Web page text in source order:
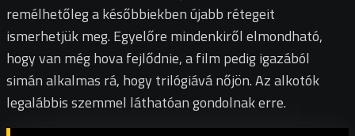
remélhetőleg a későbbiekben újabb rétegeit
ismerhetjük meg. Egyelőre mindenkiről elmondható,
hogy van még hova fejlődnie, a film pedig igazából
simán alkalmas rá, hogy trilógiává nőjön. Az alkotók
legalábbis szemmel láthatóan gondolnak erre.